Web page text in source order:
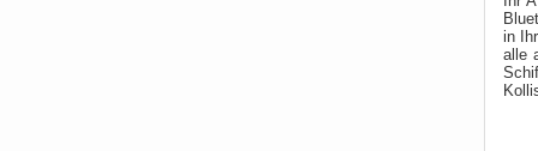
in
alle